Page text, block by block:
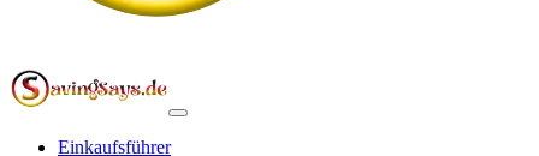
Einkaufsführer